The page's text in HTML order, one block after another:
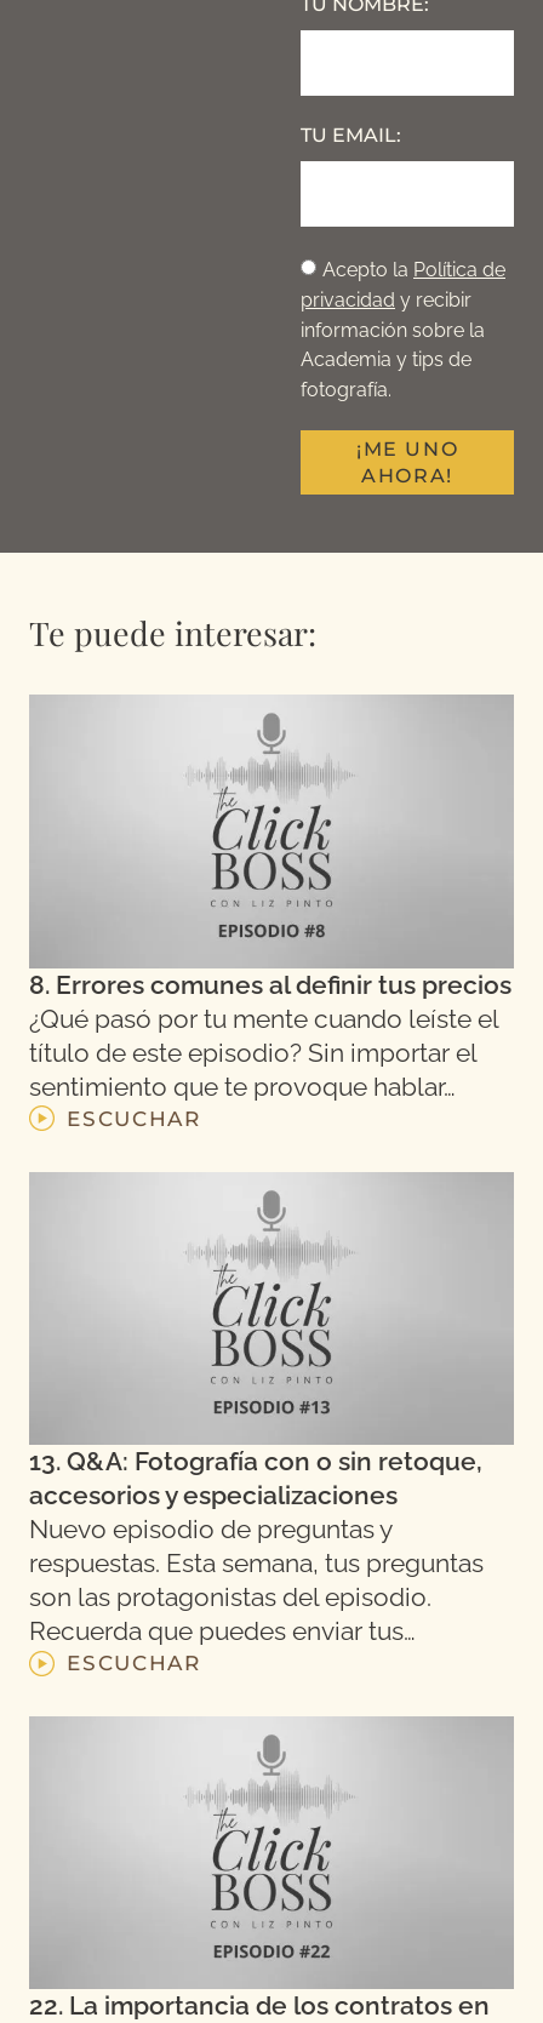
TU EMAIL:
Acepto la Política de
privacidad y recibir
información sobre la
Academia y tips de
fotografía.
¡ME UNO
AHORA!
Te puede interesar:
8. Errores comunes al definir tus precios
¿Qué pasó por tu mente cuando leíste el
título de este episodio? Sin importar el
sentimiento que te provoque hablar…
ESCUCHAR
13. Q&A: Fotografía con o sin retoque,
accesorios y especializaciones
Nuevo episodio de preguntas y
respuestas. Esta semana, tus preguntas
son las protagonistas del episodio.
Recuerda que puedes enviar tus…
ESCUCHAR
22. La importancia de los contratos en